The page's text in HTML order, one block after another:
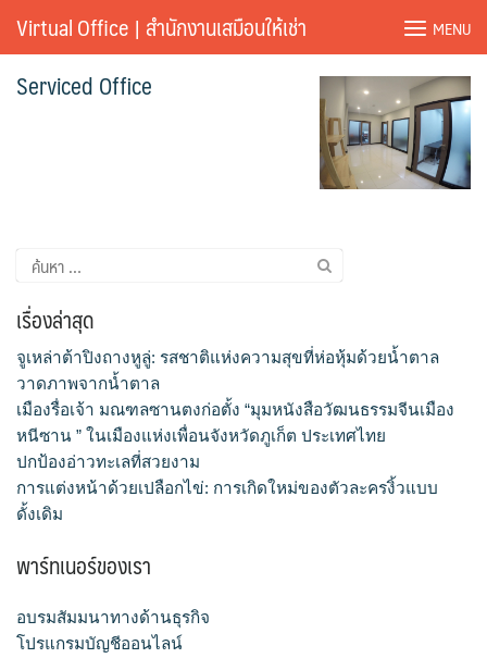
Virtual Office | สำนักงานเสมือนให้เช่า MENU
Serviced Office
ค้นหา
สำหรับ:
เรื่องล่าสุด
จูเหล่าต้าปิงถางหูลู่: รสชาติแห่งความสุขที่ห่อหุ้มด้วยน้ำตาล
วาดภาพจากน้ำตาล
เมืองรื่อเจ้า มณฑลซานตงก่อตั้ง “มุมหนังสือวัฒนธรรมจีนเมือง
หนีซาน ” ในเมืองแห่งเพื่อนจังหวัดภูเก็ต ประเทศไทย
ปกป้องอ่าวทะเลที่สวยงาม
การแต่งหน้าด้วยเปลือกไข่: การเกิดใหม่ของตัวละครงิ้วแบบ
ดั้งเดิม
พาร์ทเนอร์ของเรา
อบรมสัมมนาทางด้านธุรกิจ
โปรแกรมบัญชีออนไลน์